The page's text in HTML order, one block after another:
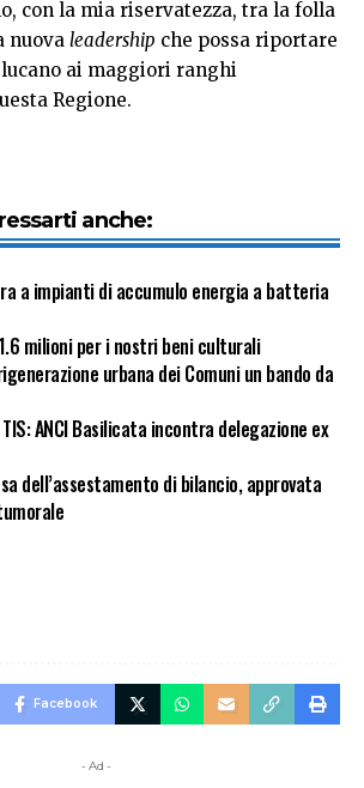
con la mia riservatezza, tra la folla
nuova leadership che possa riportare
ai maggiori ranghi
Regione.
anche:
a impianti di accumulo energia a batteria
milioni per i nostri beni culturali
urbana dei Comuni un bando da
ANCI Basilicata incontra delegazione ex
dell’assestamento di bilancio, approvata
Facebook
- Ad -